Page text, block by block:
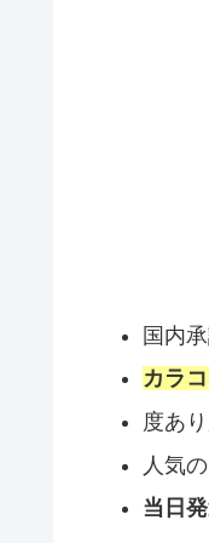
国内
カラ
度あ
人気
当日